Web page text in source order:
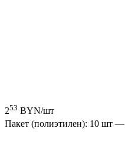
253 BYN/шт
Пакет (полиэтилен): 10 шт —